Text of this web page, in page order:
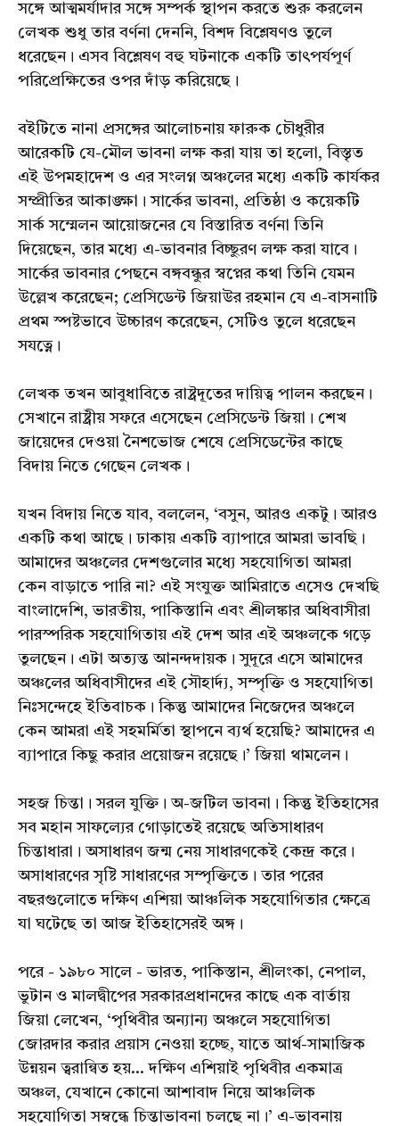
সঙ্গে আত্মমর্যাদার সঙ্গে সম্পর্ক স্থাপন করতে শুরু করলেন
লেখক শুধু তার বর্ণনা দেননি, বিশদ বিশ্লেষণও তুলে
ধরেছেন। এসব বিশ্লেষণ বহু ঘটনাকে একটি তাৎপর্যপূর্ণ
পরিপ্রেক্ষিতের ওপর দাঁড় করিয়েছে।
বইটিতে নানা প্রসঙ্গের আলোচনায় ফারুক চৌধুরীর
আরেকটি যে-মৌল ভাবনা লক্ষ করা যায় তা হলো, বিস্তৃত
এই উপমহাদেশ ও এর সংলগ্ন অঞ্চলের মধ্যে একটি কার্যকর
সম্প্রীতির আকাঙ্ক্ষা। সার্কের ভাবনা, প্রতিষ্ঠা ও কয়েকটি
সার্ক সম্মেলন আয়োজনের যে বিস্তারিত বর্ণনা তিনি
দিয়েছেন, তার মধ্যে এ-ভাবনার বিচ্ছুরণ লক্ষ করা যাবে।
সার্কের ভাবনার পেছনে বঙ্গবন্ধুর স্বপ্নের কথা তিনি যেমন
উল্লেখ করেছেন; প্রেসিডেন্ট জিয়াউর রহমান যে এ-বাসনাটি
প্রথম স্পষ্টভাবে উচ্চারণ করেছেন, সেটিও তুলে ধরেছেন
সযত্নে।
লেখক তখন আবুধাবিতে রাষ্ট্রদূতের দায়িত্ব পালন করছেন।
সেখানে রাষ্ট্রীয় সফরে এসেছেন প্রেসিডেন্ট জিয়া। শেখ
জায়েদের দেওয়া নৈশভোজ শেষে প্রেসিডেন্টের কাছে
বিদায় নিতে গেছেন লেখক।
যখন বিদায় নিতে যাব, বললেন, ‘বসুন, আরও একটু। আরও
একটি কথা আছে। ঢাকায় একটি ব্যাপারে আমরা ভাবছি।
আমাদের অঞ্চলের দেশগুলোর মধ্যে সহযোগিতা আমরা
কেন বাড়াতে পারি না? এই সংযুক্ত আমিরাতে এসেও দেখছি
বাংলাদেশি, ভারতীয়, পাকিস্তানি এবং শ্রীলঙ্কার অধিবাসীরা
পারস্পরিক সহযোগিতায় এই দেশ আর এই অঞ্চলকে গড়ে
তুলছেন। এটা অত্যন্ত আনন্দদায়ক। সুদূরে এসে আমাদের
অঞ্চলের অধিবাসীদের এই সৌহার্দ্য, সম্পৃক্তি ও সহযোগিতা
নিঃসন্দেহে ইতিবাচক। কিন্তু আমাদের নিজেদের অঞ্চলে
কেন আমরা এই সহমর্মিতা স্থাপনে ব্যর্থ হয়েছি? আমাদের এ
ব্যাপারে কিছু করার প্রয়োজন রয়েছে।’ জিয়া থামলেন।
সহজ চিন্তা। সরল যুক্তি। অ-জটিল ভাবনা। কিন্তু ইতিহাসের
সব মহান সাফল্যের গোড়াতেই রয়েছে অতিসাধারণ
চিন্তাধারা। অসাধারণ জন্ম নেয় সাধারণকেই কেন্দ্র করে।
অসাধারণের সৃষ্টি সাধারণের সম্পৃক্তিতে। তার পরের
বছরগুলোতে দক্ষিণ এশিয়া আঞ্চলিক সহযোগিতার ক্ষেত্রে
যা ঘটেছে তা আজ ইতিহাসেরই অঙ্গ।
পরে - ১৯৮০ সালে - ভারত, পাকিস্তান, শ্রীলংকা, নেপাল,
ভুটান ও মালদ্বীপের সরকারপ্রধানদের কাছে এক বার্তায়
জিয়া লেখেন, ‘পৃথিবীর অন্যান্য অঞ্চলে সহযোগিতা
জোরদার করার প্রয়াস নেওয়া হচ্ছে, যাতে আর্থ-সামাজিক
উন্নয়ন ত্বরান্বিত হয়... দক্ষিণ এশিয়াই পৃথিবীর একমাত্র
অঞ্চল, যেখানে কোনো আশাবাদ নিয়ে আঞ্চলিক
সহযোগিতা সম্বন্ধে চিন্তাভাবনা চলছে না।’ এ-ভাবনায়